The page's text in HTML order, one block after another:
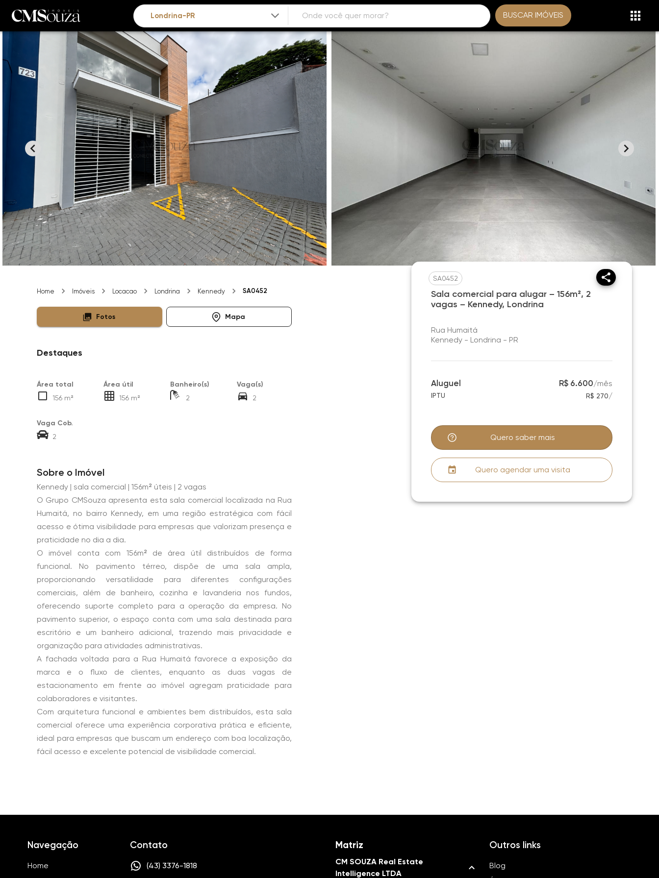
BUSCAR IMÓVEIS
Home Imóveis Locacao Londrina Kennedy SA0452
Fotos Mapa
Destaques
Área total
156 m²
Área útil
156 m²
Banheiro(s)
2
Vaga(s)
2
Vaga Cob.
2
Sobre o Imóvel
Kennedy | sala comercial | 156m² úteis | 2 vagas
O Grupo CMSouza apresenta esta sala comercial localizada na Rua
Humaitá, no bairro Kennedy, em uma região estratégica com fácil
acesso e ótima visibilidade para empresas que valorizam presença e
praticidade no dia a dia.
O imóvel conta com 156m² de área útil distribuídos de forma
funcional. No pavimento térreo, dispõe de uma sala ampla,
proporcionando versatilidade para diferentes configurações
comerciais, além de banheiro, cozinha e lavanderia nos fundos,
oferecendo suporte completo para a operação da empresa. No
pavimento superior, o espaço conta com uma sala destinada para
escritório e um banheiro adicional, trazendo mais privacidade e
organização para atividades administrativas.
A fachada voltada para a Rua Humaitá favorece a exposição da
marca e o fluxo de clientes, enquanto as duas vagas de
estacionamento em frente ao imóvel agregam praticidade para
colaboradores e visitantes.
Com arquitetura funcional e ambientes bem distribuídos, esta sala
comercial oferece uma experiência corporativa prática e eficiente,
ideal para empresas que buscam um endereço com boa localização,
fácil acesso e excelente potencial de visibilidade comercial.
SA0452
Sala comercial para alugar – 156m², 2
vagas – Kennedy, Londrina
Rua Humaitá
Kennedy - Londrina - PR
Aluguel R$ 6.600/mês
IPTU R$ 270/
Quero saber mais
Quero agendar uma visita
Navegação
Home
Contato
(43) 3376-1818
Matriz
CM SOUZA Real Estate
Intelligence LTDA
Outros links
Blog